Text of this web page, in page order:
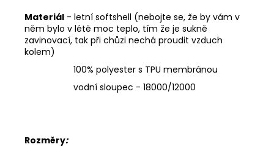
Materiál - letní softshell (nebojte se, že by vám v
něm bylo v létě moc teplo, tím že je sukně
zavinovací, tak při chůzi nechá proudit vzduch
kolem)
100% polyester s TPU membránou
vodní sloupec - 18000/12000
Rozměry: